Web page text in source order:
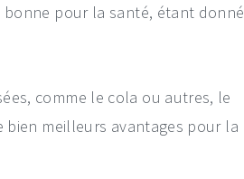
bonne pour la santé, étant donné
comme le cola ou autres, le
bien meilleurs avantages pour la